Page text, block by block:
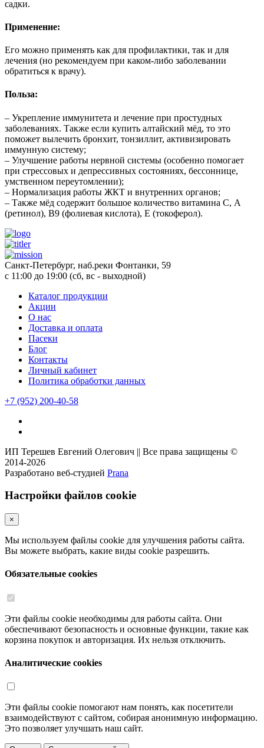
садки.
Применение:
Его можно применять как для профилактики, так и для
лечения (но рекомендуем при каком-либо заболевании
обратиться к врачу).
Польза:
– Укрепление иммунитета и лечение при простудных
заболеваниях. Также если купить алтайский мёд, то это
поможет вылечить бронхит, тонзиллит, активизировать
иммунную систему;
– Улучшение работы нервной системы (особенно помогает
при стрессовых и депрессивных состояниях, бессоннице,
умственном переутомлении);
– Нормализация работы ЖКТ и внутренних органов;
– Также мёд содержит большое количество витамина С, А
(ретинол), В9 (фолиевая кислота), Е (токоферол).
Санкт-Петербург, наб.реки Фонтанки, 59
с 11:00 до 19:00 (сб, вс - выходной)
Каталог продукции
Акции
О нас
Доставка и оплата
Пасеки
Блог
Контакты
Личный кабинет
Политика обработки данных
+7 (952) 200-40-58
ИП Терешев Евгений Олегович || Все права защищены ©
2014-2026
Разработано веб-студией Prana
Настройки файлов cookie
×
Мы используем файлы cookie для улучшения работы сайта.
Вы можете выбрать, какие виды cookie разрешить.
Обязательные cookies
Эти файлы cookie необходимы для работы сайта. Они
обеспечивают безопасность и основные функции, такие как
корзина покупок и авторизация. Их нельзя отключить.
Аналитические cookies
Эти файлы cookie помогают нам понять, как посетители
взаимодействуют с сайтом, собирая анонимную информацию.
Это позволяет улучшать наш сайт.